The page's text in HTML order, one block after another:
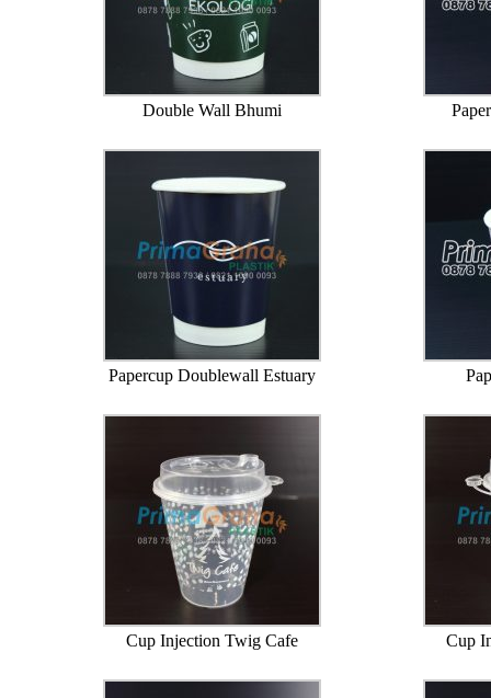
Double Wall Bhumi
Papercup Doublewall Estuary
Cup Injection Twig Cafe Cup